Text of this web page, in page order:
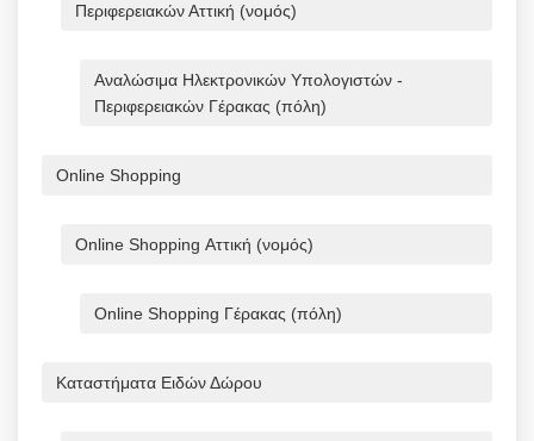
Περιφερειακών Αττική (νομός)
Αναλώσιμα Ηλεκτρονικών Υπολογιστών -
Περιφερειακών Γέρακας (πόλη)
Online Shopping
Online Shopping Αττική (νομός)
Online Shopping Γέρακας (πόλη)
Καταστήματα Ειδών Δώρου